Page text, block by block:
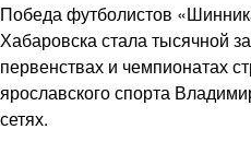
Победа футболистов
Хабаровска стала тысячной
первенствах и чемпионатах
ярославского спорта
сетях.